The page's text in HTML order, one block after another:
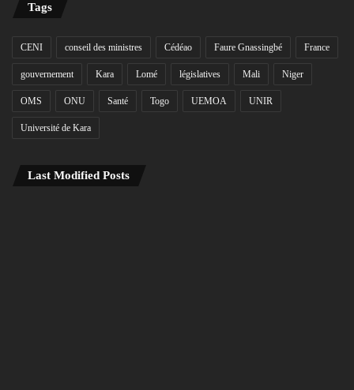
Tags
CENI conseil des ministres Cédéao Faure Gnassingbé France
gouvernement Kara Lomé législatives Mali Niger
OMS ONU Santé Togo UEMOA UNIR
Université de Kara
Last Modified Posts